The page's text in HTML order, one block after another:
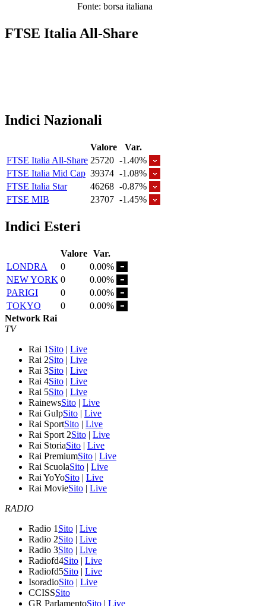
Fonte: borsa italiana
FTSE Italia All-Share
Indici Nazionali
Valore
Var.
FTSE Italia All-Share 25720 -1.40%
FTSE Italia Mid Cap 39374 -1.08%
FTSE Italia Star
46268 -0.87%
FTSE MIB
23707 -1.45%
Indici Esteri
Valore Var.
LONDRA
0
0.00%
NEW YORK 0
0.00%
PARIGI
0
0.00%
TOKYO
0
0.00%
Network Rai
TV
Rai 1 Sito | Live
Rai 2Sito | Live
Rai 3Sito | Live
Rai 4Sito | Live
Rai 5Sito | Live
RainewsSito | Live
Rai GulpSito | Live
Rai SportSito | Live
Rai Sport 2Sito | Live
Rai StoriaSito | Live
Rai PremiumSito | Live
Rai ScuolaSito | Live
Rai YoYoSito | Live
Rai MovieSito | Live
RADIO
Radio 1 Sito | Live
Radio 2Sito | Live
Radio 3Sito | Live
Radiofd4Sito | Live
Radiofd5Sito | Live
IsoradioSito | Live
CCISSSito
GR ParlamentoSito | Live